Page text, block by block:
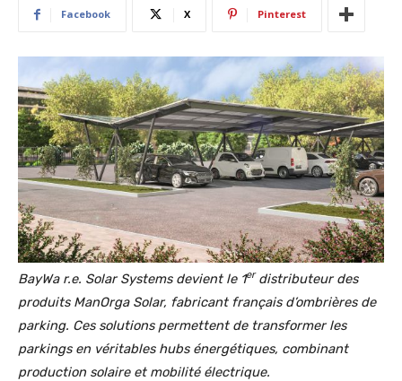
Facebook X Pinterest
BayWa r.e. Solar Systems devient le 1erdistributeur des
produits ManOrga Solar, fabricant français d’ombrières de
parking. Ces solutions permettent de transformer les
parkings en véritables hubs énergétiques, combinant
production solaire et mobilité électrique.